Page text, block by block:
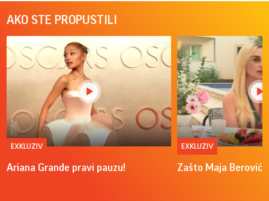
AKO STE PROPUSTILI
EXKLUZIV
Ariana Grande pravi pauzu!
EXKLUZIV
Zašto Maja Berović